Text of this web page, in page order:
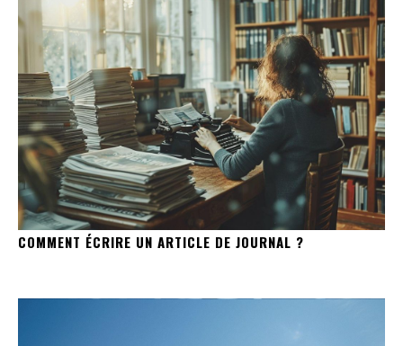
COMMENT ÉCRIRE UN ARTICLE DE JOURNAL ?